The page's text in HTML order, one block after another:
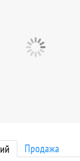
Продажа